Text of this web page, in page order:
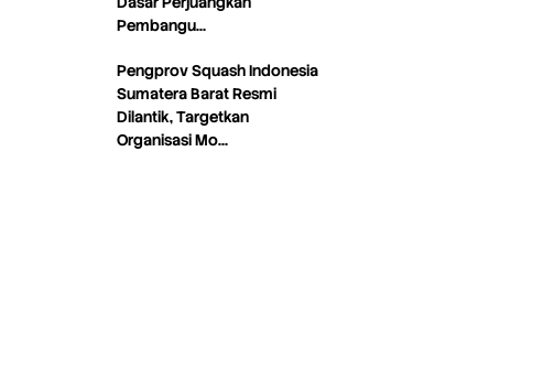
Pembangu…
Pengprov Squash Indonesia
Sumatera Barat Resmi
Dilantik, Targetkan
Organisasi Mo…